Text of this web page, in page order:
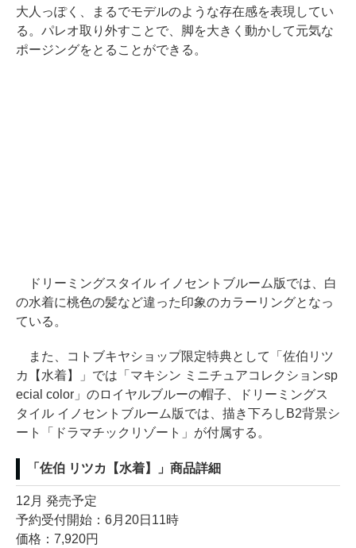
大人っぽく、まるでモデルのような存在感を表現してい
る。パレオ取り外すことで、脚を大きく動かして元気な
ポージングをとることができる。
ドリーミングスタイル イノセントブルーム版では、白
の水着に桃色の髪など違った印象のカラーリングとなっ
ている。
また、コトブキヤショップ限定特典として「佐伯リツ
カ【水着】」では「マキシン ミニチュアコレクションsp
ecial color」のロイヤルブルーの帽子、ドリーミングス
タイル イノセントブルーム版では、描き下ろしB2背景シ
ート「ドラマチックリゾート」が付属する。
「佐伯 リツカ【水着】」商品詳細
12月 発売予定
予約受付開始：6月20日11時
価格：7,920円